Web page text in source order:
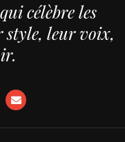
célèbre les
style, leur voix,